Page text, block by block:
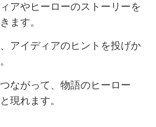
アやヒーローのストーリーを
ます。
アイディアのヒントを投げか
ながって、物語のヒーロー
現れます。